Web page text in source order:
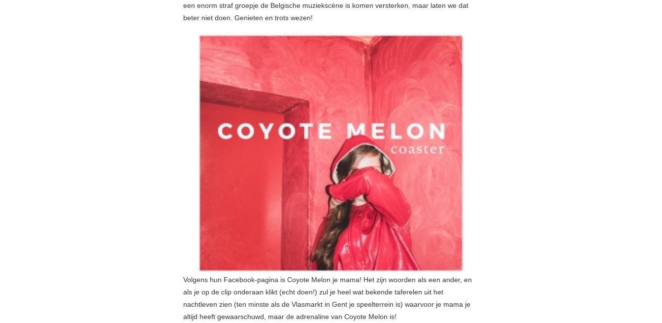
een enorm straf groepje de Belgische muziekscène is komen versterken, maar laten we dat
beter niet doen. Genieten en trots wezen!
Volgens hun Facebook-pagina is Coyote Melon je mama! Het zijn woorden als een ander, en
als je op de clip onderaan klikt (echt doen!) zul je heel wat bekende taferelen uit het
nachtleven zien (ten minste als de Vlasmarkt in Gent je speelterrein is) waarvoor je mama je
altijd heeft gewaarschuwd, maar de adrenaline van Coyote Melon is!